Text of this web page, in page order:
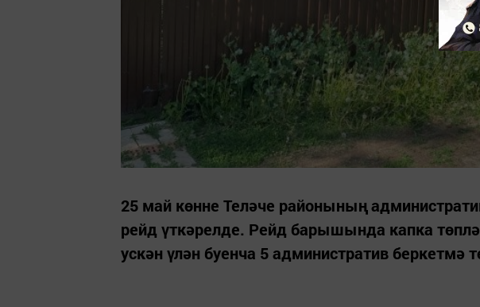
25 май көнне Теләче районының
рейд үткәрелде. Рейд барышында капка
ускән үлән буенча 5 административ беркетмә